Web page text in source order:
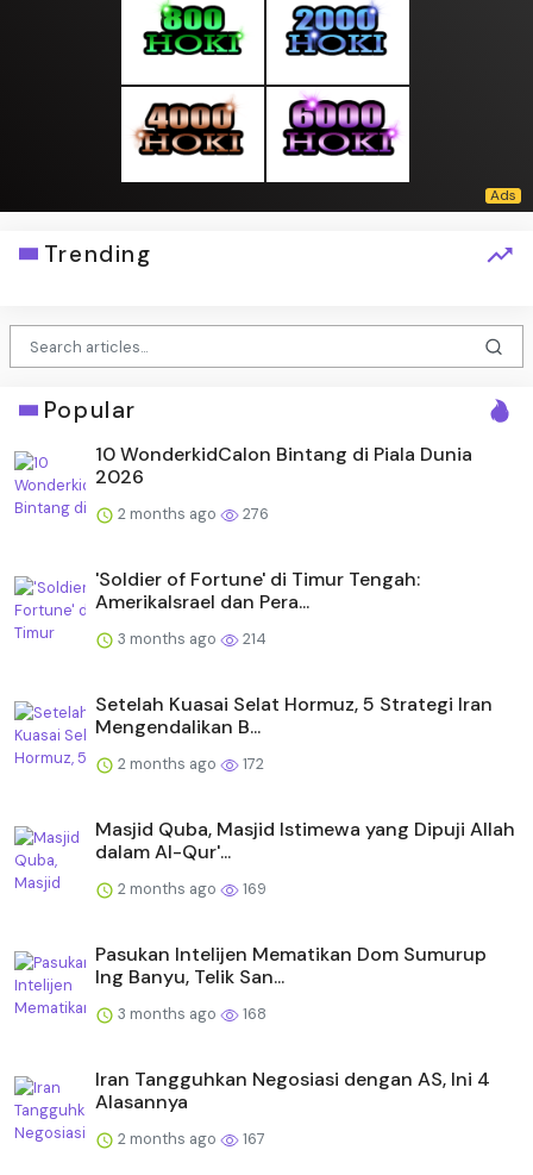
Trending
Popular
10 WonderkidCalon Bintang di Piala Dunia
2026
2 months ago 276
'Soldier of Fortune' di Timur Tengah:
AmerikaIsrael dan Pera...
3 months ago 214
Setelah Kuasai Selat Hormuz, 5 Strategi Iran
Mengendalikan B...
2 months ago 172
Masjid Quba, Masjid Istimewa yang Dipuji Allah
dalam Al-Qur'...
2 months ago 169
Pasukan Intelijen Mematikan Dom Sumurup
Ing Banyu, Telik San...
3 months ago 168
Iran Tangguhkan Negosiasi dengan AS, Ini 4
Alasannya
2 months ago 167